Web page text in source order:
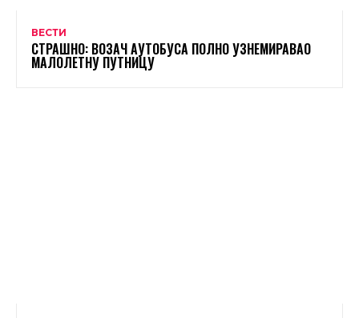
ВЕСТИ
СТРАШНО: ВОЗАЧ АУТОБУСА ПОЛНО УЗНЕМИРАВАО
МАЛОЛЕТНУ ПУТНИЦУ